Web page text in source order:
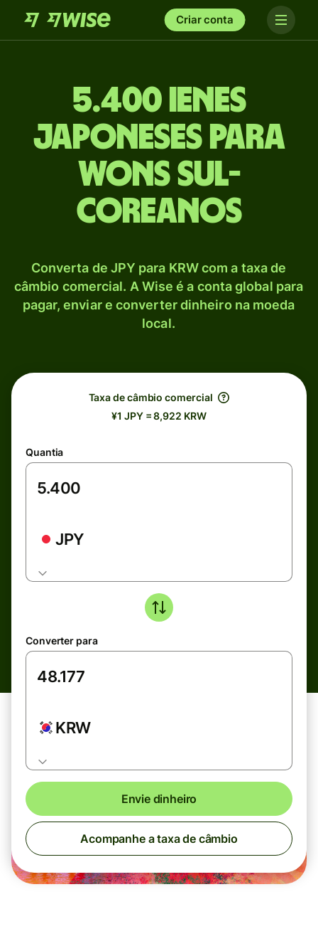
Criar conta
5.400 Ienes
japoneses para
Wons sul-
coreanos
Converta de JPY para KRW com a taxa de
câmbio comercial. A Wise é a conta global para
pagar, enviar e converter dinheiro na moeda
local.
Taxa de câmbio comercial
¥1 JPY = 8,922 KRW
Quantia
JPY
Converter para
KRW
Envie dinheiro
Acompanhe a taxa de câmbio